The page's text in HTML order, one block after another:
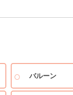
バルーン